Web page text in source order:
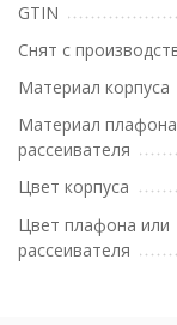
GTIN
Снят с
Материал корпуса
Материал
рассеивателя
Цвет корпуса
Цвет плафона или
рассеивателя